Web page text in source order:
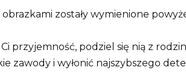
zostały wymienione
przyjemność, podziel się nią z
zawody i wyłonić najszybszego